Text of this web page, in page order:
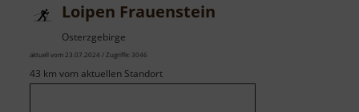
Loipen Frauenstein
Osterzgebirge
aktuell vom 23.07.2024 / Zugriffe: 3046
43 km vom aktuellen Standort